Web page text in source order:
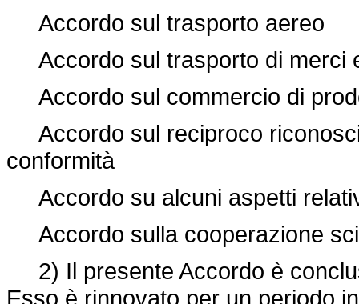
Accordo sul trasporto aereo
Accordo sul trasporto di merci
Accordo sul commercio di
Accordo sul reciproco
conformità
Accordo su alcuni aspetti
Accordo sulla cooperazione
2) Il presente Accordo è
Esso è rinnovato per un periodo